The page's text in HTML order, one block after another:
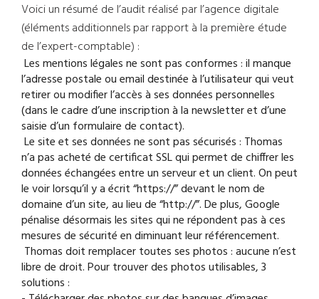
Voici un résumé de l’audit réalisé par l’agence digitale
(éléments additionnels par rapport à la première étude
de l’expert-comptable) :
Les mentions légales ne sont pas conformes : il manque
l’adresse postale ou email destinée à l’utilisateur qui veut
retirer ou modifier l’accès à ses données personnelles
(dans le cadre d’une inscription à la newsletter et d’une
saisie d’un formulaire de contact).
Le site et ses données ne sont pas sécurisés : Thomas
n’a pas acheté de certificat SSL qui permet de chiffrer les
données échangées entre un serveur et un client. On peut
le voir lorsqu’il y a écrit “https://” devant le nom de
domaine d’un site, au lieu de “http://”. De plus, Google
pénalise désormais les sites qui ne répondent pas à ces
mesures de sécurité en diminuant leur référencement.
Thomas doit remplacer toutes ses photos : aucune n’est
libre de droit. Pour trouver des photos utilisables, 3
solutions :